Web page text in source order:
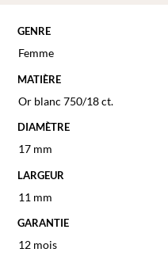
GENRE
Femme
MATIÈRE
Or blanc 750/18 ct.
DIAMÈTRE
17 mm
LARGEUR
11 mm
GARANTIE
12 mois